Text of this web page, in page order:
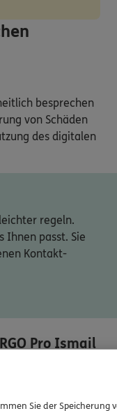
besprechen
von Schäden
des digitalen
regeln.
Ihnen passt. Sie
Kontakt-
Pro Ismail
Sie der Speicherung